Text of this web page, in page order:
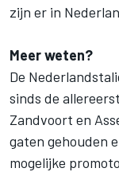
zijn er in
Meer weten?
De
sinds de
Zandvoort en
gaten gehouden
mogelijke